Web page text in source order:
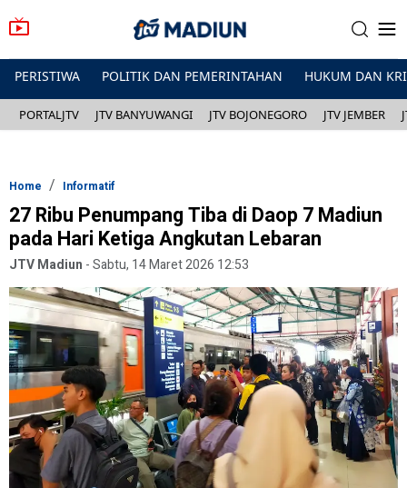
PERISTIWA POLITIK DAN PEMERINTAHAN HUKUM DAN
PORTALJTV JTV BANYUWANGI JTV BOJONEGORO JTV JEMBER
Home Informatif
27 Ribu Penumpang Tiba di Daop 7 Madiun
pada Hari Ketiga Angkutan Lebaran
JTV Madiun -Sabtu, 14 Maret 2026 12:53